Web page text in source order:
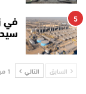
5
في
السابق التالي 1 من 1٬338